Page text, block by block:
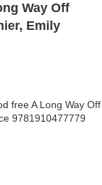
Way Off
Emily